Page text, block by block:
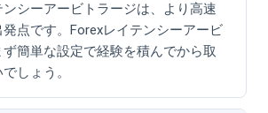
シーアービトラージは、より高速
点です。Forexレイテンシーアービ
ず簡単な設定で経験を積んでから取
しょう。